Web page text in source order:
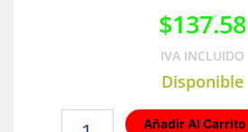
$137.58
IVA INCLUIDO
Disponible
Añadir Al Carrito